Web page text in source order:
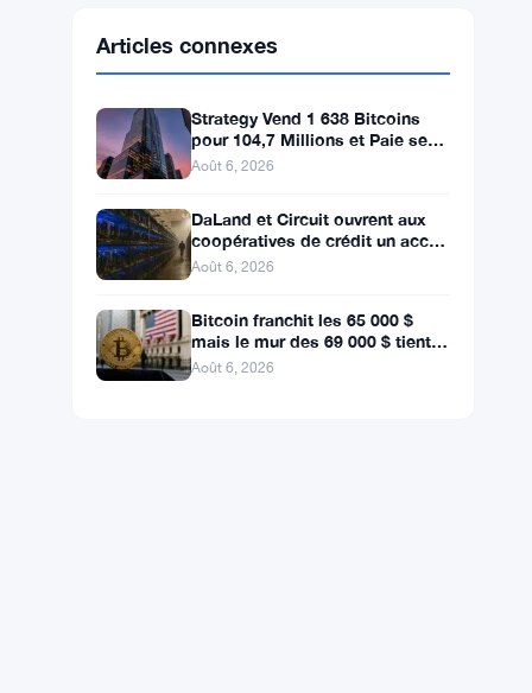
SolanaSOL $72.6559 ▼ -1.82%
XRPXRP $1.0363
Strategy Vend 1 638 Bitcoins